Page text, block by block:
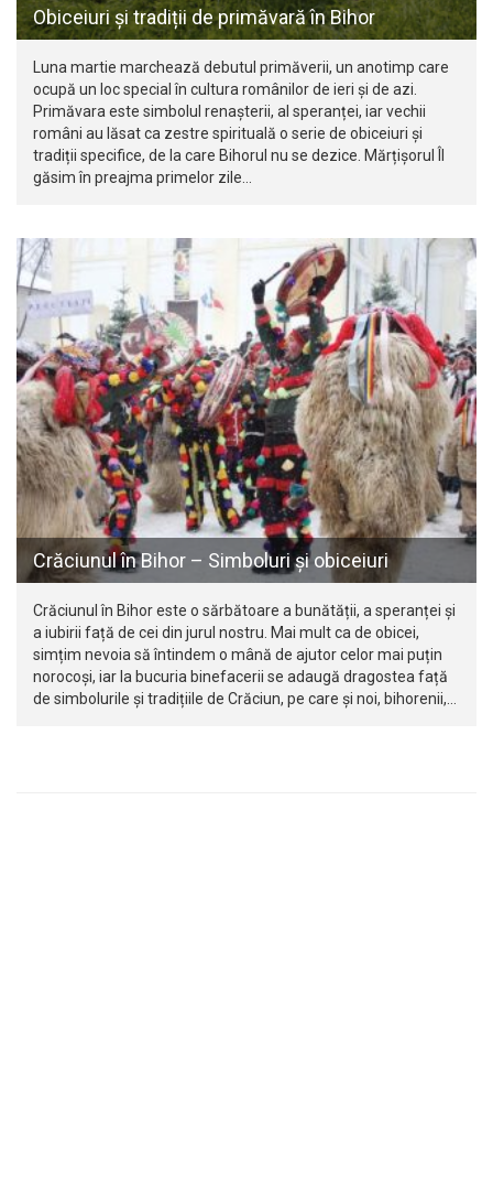
Obiceiuri și tradiții de primăvară în Bihor
Luna martie marchează debutul primăverii, un anotimp care
ocupă un loc special în cultura românilor de ieri și de azi.
Primăvara este simbolul renașterii, al speranței, iar vechii
români au lăsat ca zestre spirituală o serie de obiceiuri și
tradiții specifice, de la care Bihorul nu se dezice. Mărțișorul Îl
găsim în preajma primelor zile…
Crăciunul în Bihor – Simboluri și obiceiuri
Crăciunul în Bihor este o sărbătoare a bunătății, a speranței și
a iubirii față de cei din jurul nostru. Mai mult ca de obicei,
simțim nevoia să întindem o mână de ajutor celor mai puțin
norocoși, iar la bucuria binefacerii se adaugă dragostea față
de simbolurile și tradițiile de Crăciun, pe care și noi, bihorenii,…